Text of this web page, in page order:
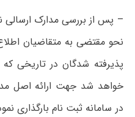
– پس از بررسی مدارک
نحو مقتضی به متقاضیان
پذیرفته شدگان در تاریخی که
خواهد شد جهت ارائه اصل
در سامانه ثبت نام بارگذاری